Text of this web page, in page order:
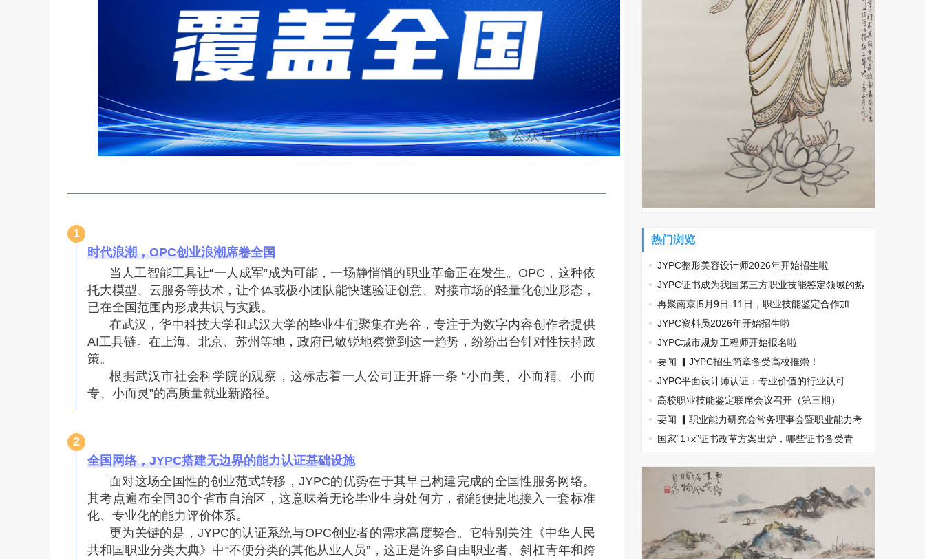
1
时代浪潮，OPC创业浪潮席卷全国
当人工智能工具让“一人成军”成为可能，一场静悄悄的职业革命正在发生。OPC，这种依
托大模型、云服务等技术，让个体或极小团队能快速验证创意、对接市场的轻量化创业形态，
已在全国范围内形成共识与实践。
在武汉，华中科技大学和武汉大学的毕业生们聚集在光谷，专注于为数字内容创作者提供
AI工具链。在上海、北京、苏州等地，政府已敏锐地察觉到这一趋势，纷纷出台针对性扶持政
策。
根据武汉市社会科学院的观察，这标志着一人公司正开辟一条 “小而美、小而精、小而
专、小而灵”的高质量就业新路径。
2
全国网络，JYPC搭建无边界的能力认证基础设施
面对这场全国性的创业范式转移，JYPC的优势在于其早已构建完成的全国性服务网络。
其考点遍布全国30个省市自治区，这意味着无论毕业生身处何方，都能便捷地接入一套标准
化、专业化的能力评价体系。
更为关键的是，JYPC的认证系统与OPC创业者的需求高度契合。它特别关注《中华人民
共和国职业分类大典》中“不便分类的其他从业人员”，这正是许多自由职业者、斜杠青年和跨
热门浏览
JYPC整形美容设计师2026年开始招生啦
​JYPC证书成为我国第三方职业技能鉴定领域的热
门话题
再聚南京|5月9日-11日，职业技能鉴定合作加
盟，南京国际展览中心见！
JYPC资料员2026年开始招生啦
JYPC城市规划工程师开始报名啦
要闻 ▎JYPC招生简章备受高校推崇！
JYPC平面设计师认证：专业价值的行业认可
高校职业技能鉴定联席会议召开（第三期）
要闻 ▎职业能力研究会常务理事会暨职业能力考
试指南丛书主编会(图文)
国家“1+x”证书改革方案出炉，哪些证书备受青